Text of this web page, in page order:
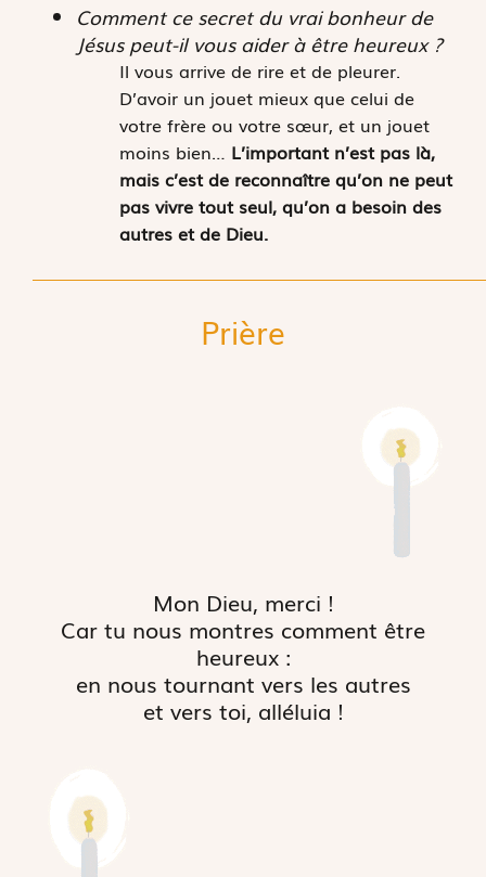
Comment ce secret du vrai bonheur de
Jésus peut-il vous aider à être heureux ?
Il vous arrive de rire et de pleurer.
D’avoir un jouet mieux que celui de
votre frère ou votre sœur, et un jouet
moins bien… L’important n’est pas là,
mais c’est de reconnaître qu’on ne peut
pas vivre tout seul, qu’on a besoin des
autres et de Dieu.
Prière
Mon Dieu, merci !
Car tu nous montres comment être
heureux :
en nous tournant vers les autres
et vers toi, alléluia !